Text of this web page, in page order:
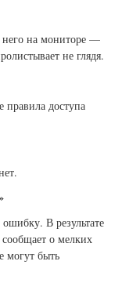
на мониторе —
не глядя.
правила доступа
В результате
о мелких
могут быть